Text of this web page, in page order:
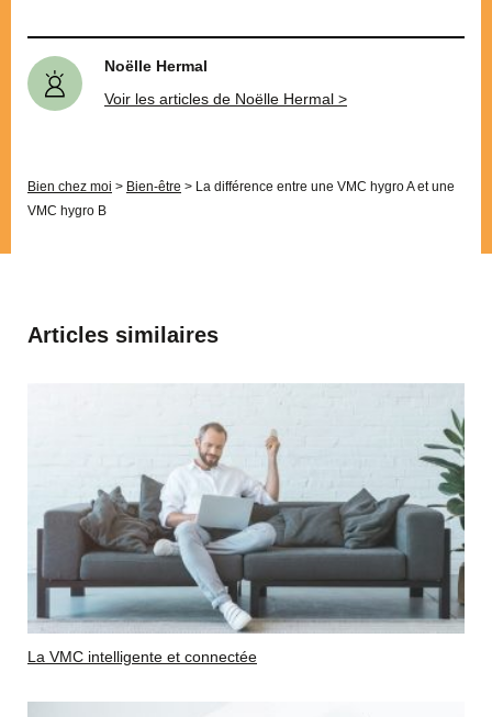
Noëlle Hermal
Voir les articles de Noëlle Hermal >
Bien chez moi > Bien-être > La différence entre une VMC hygro A et une
VMC hygro B
Articles similaires
La VMC intelligente et connectée